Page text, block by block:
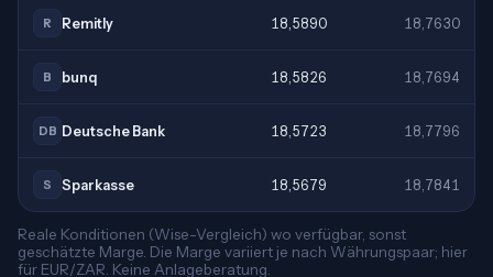
R Remitly 18,5890 18,7630
B bunq 18,5826 18,7694
DB Deutsche Bank 18,5723 18,7796
S Sparkasse 18,5679 18,7841
Reale Konditionen (Wise-Vergleich) wo verfügbar, sonst
geschätzte Marge. Die Marge variiert je nach Währungspaar; hier
für EUR/ZAR. Keine Anlageberatung.